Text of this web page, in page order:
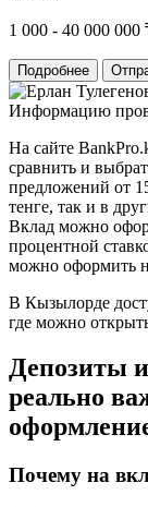
1 000 - 40 000 000
Подробнее
Информацию
На сайте
сравнить и
предложений от
тенге, так и в
Вклад можно
процентной
можно оформить
В Кызылорде
где можно
Депозиты
реально
Почему на